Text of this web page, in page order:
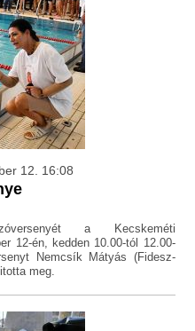
12. 16:08
a Kecskeméti
12-én, kedden 10.00-tól 12.00-
Nemcsík Mátyás (Fidesz-
meg.